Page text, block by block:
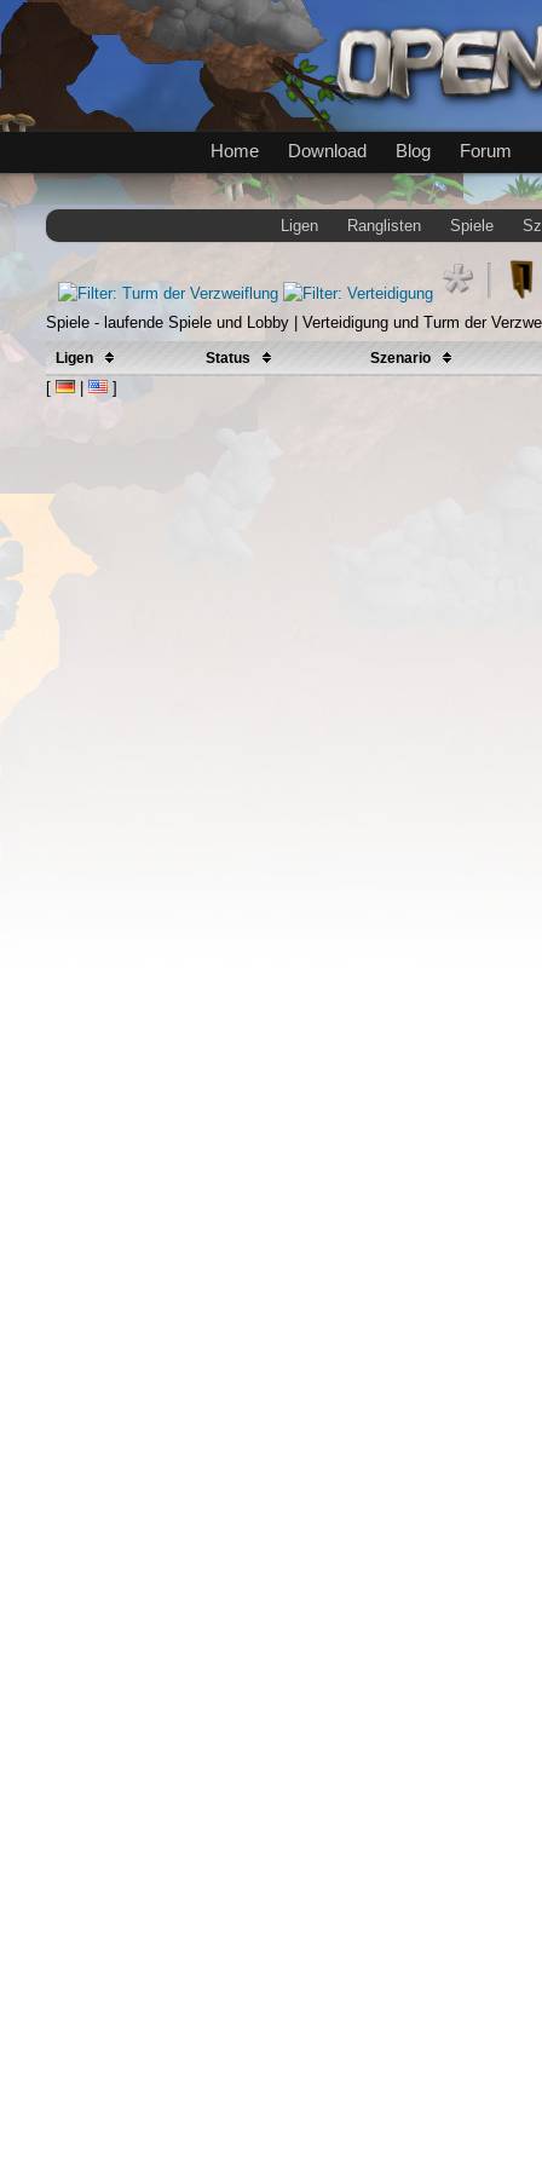
Home Download Blog Forum
Ligen Ranglisten Spiele
Spiele - laufende Spiele und Lobby | Verteidigung und Turm der
Ligen Status Szenario
[ | ]